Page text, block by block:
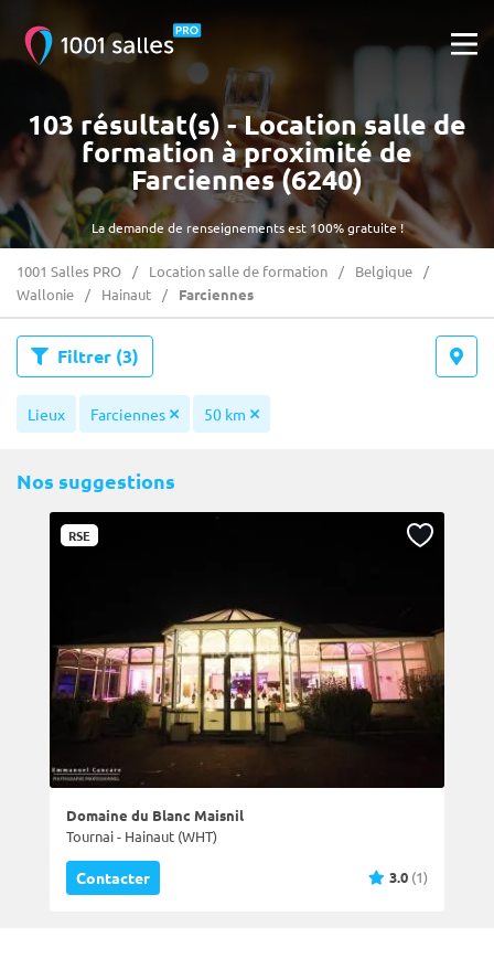
La demande de renseignements est 100% gratuite !
103 résultat(s) - Location salle de
formation à proximité de
Farciennes (6240)
1001 Salles PRO Location salle de formation
Belgique
Wallonie
Hainaut Farciennes
Filtrer (3)
Lieux Farciennes 50 km
Nos suggestions
RSE
Domaine du Blanc Maisnil
Tournai - Hainaut (WHT)
Contacter 3.0 (1)